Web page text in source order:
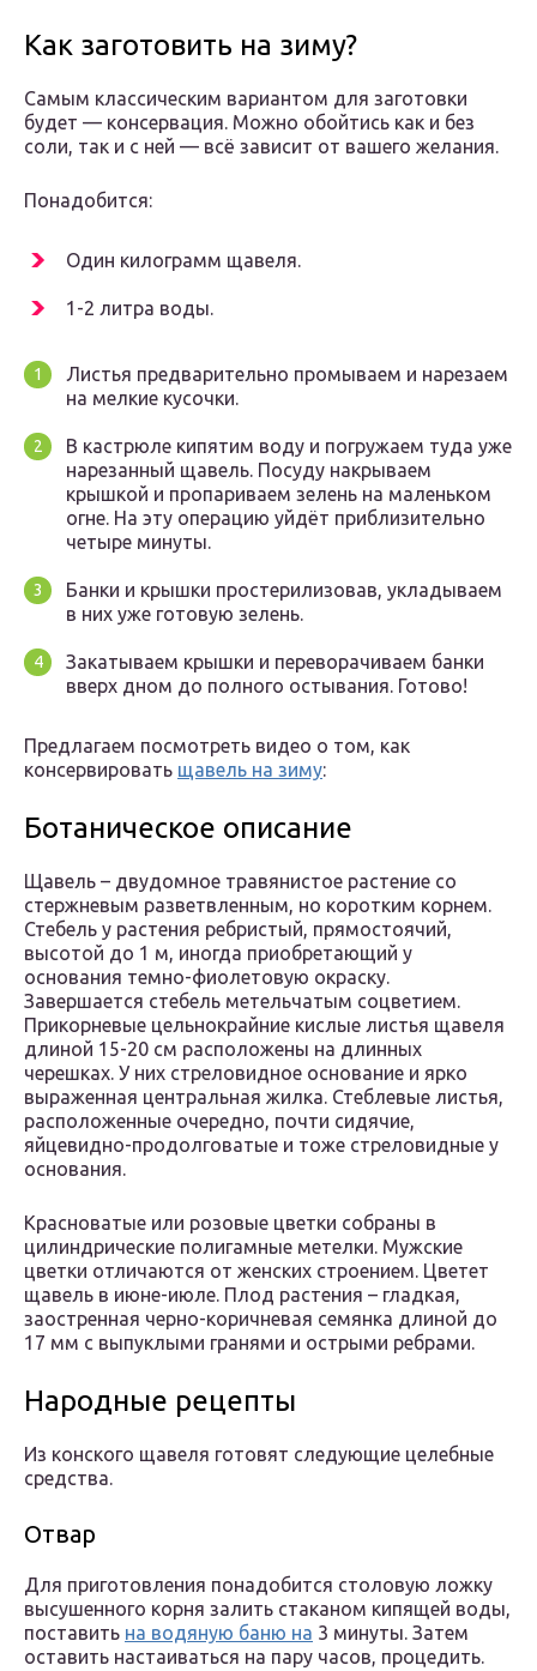
Как заготовить на зиму?
Самым классическим вариантом для заготовки
будет — консервация. Можно обойтись как и без
соли, так и с ней — всё зависит от вашего желания.
Понадобится:
Один килограмм щавеля.
1-2 литра воды.
Листья предварительно промываем и нарезаем
на мелкие кусочки.
В кастрюле кипятим воду и погружаем туда уже
нарезанный щавель. Посуду накрываем
крышкой и пропариваем зелень на маленьком
огне. На эту операцию уйдёт приблизительно
четыре минуты.
Банки и крышки простерилизовав, укладываем
в них уже готовую зелень.
Закатываем крышки и переворачиваем банки
вверх дном до полного остывания. Готово!
Предлагаем посмотреть видео о том, как
консервировать щавель на зиму:
Ботаническое описание
Щавель – двудомное травянистое растение со
стержневым разветвленным, но коротким корнем.
Стебель у растения ребристый, прямостоячий,
высотой до 1 м, иногда приобретающий у
основания темно-фиолетовую окраску.
Завершается стебель метельчатым соцветием.
Прикорневые цельнокрайние кислые листья щавеля
длиной 15-20 см расположены на длинных
черешках. У них стреловидное основание и ярко
выраженная центральная жилка. Стеблевые листья,
расположенные очередно, почти сидячие,
яйцевидно-продолговатые и тоже стреловидные у
основания.
Красноватые или розовые цветки собраны в
цилиндрические полигамные метелки. Мужские
цветки отличаются от женских строением. Цветет
щавель в июне-июле. Плод растения – гладкая,
заостренная черно-коричневая семянка длиной до
17 мм с выпуклыми гранями и острыми ребрами.
Народные рецепты
Из конского щавеля готовят следующие целебные
средства.
Отвар
Для приготовления понадобится столовую ложку
высушенного корня залить стаканом кипящей воды,
поставить на водяную баню на 3 минуты. Затем
оставить настаиваться на пару часов, процедить.